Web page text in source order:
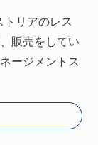
リアのレス
販売をしてい
ージメントス